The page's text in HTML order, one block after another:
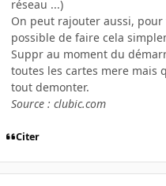
réseau ...)
On peut rajouter aussi,
possible de faire cela
Suppr au moment du
toutes les cartes mere mais
tout demonter.
Source : clubic.com
Citer